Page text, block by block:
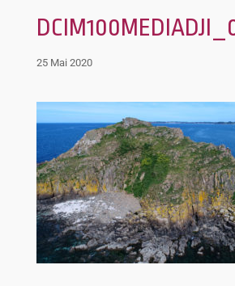
25 Mai 2020